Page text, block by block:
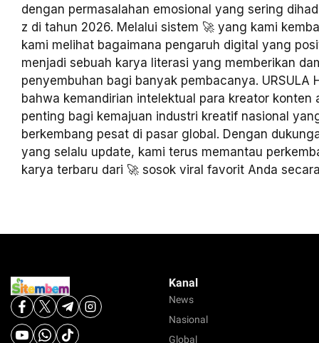
dengan permasalahan emosional yang sering
z di tahun 2026. Melalui sistem 🚀 yang kami
kami melihat bagaimana pengaruh digital yang
menjadi sebuah karya literasi yang memberikan
penyembuhan bagi banyak pembacanya. URSULA
bahwa kemandirian intelektual para kreator konten
penting bagi kemajuan industri kreatif nasional
berkembang pesat di pasar global. Dengan
yang selalu update, kami terus memantau
karya terbaru dari 🚀 sosok viral favorit Anda
Kanal
News
Nasional
Global